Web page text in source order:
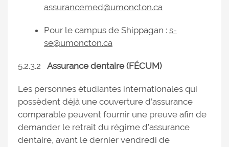
assurancemed@umoncton.ca
Pour le campus de Shippagan : s-
se@umoncton.ca
5.2.3.2 Assurance dentaire (FÉCUM)
Les personnes étudiantes internationales qui
possèdent déjà une couverture d’assurance
comparable peuvent fournir une preuve afin de
demander le retrait du régime d’assurance
dentaire, avant le dernier vendredi de